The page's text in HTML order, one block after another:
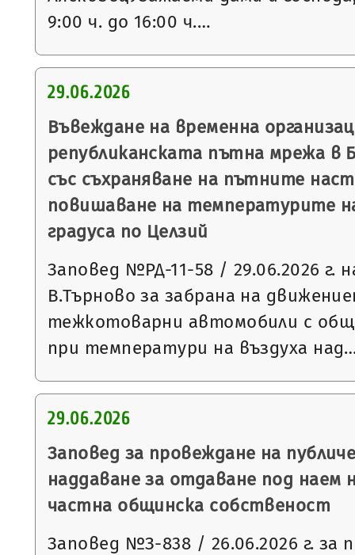
9:00 ч. до 16:00 ч.…
29.06.2026
Въвеждане на временна
републиканската пътна мрежа в
със съхраняване на пътните
повишаване на температурите
градуса по Целзий
Заповед №РД-11-58 / 29.06.2026 г.
В.Търново за забрана на
тежкотоварни автомобили с
при температури на въздуха
29.06.2026
Заповед за провеждане на
наддаване за отдаване под
частна общинска собственост
Заповед №З-838 / 26.06.2026 г. за